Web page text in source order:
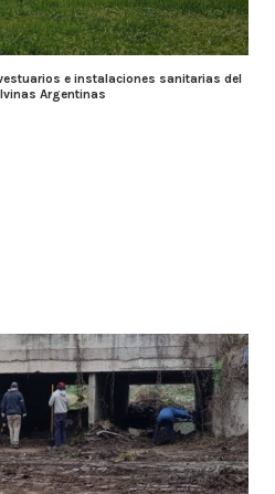
e instalaciones sanitarias del
Argentinas